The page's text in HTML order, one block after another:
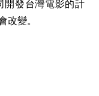
開發台灣電影的計
變。